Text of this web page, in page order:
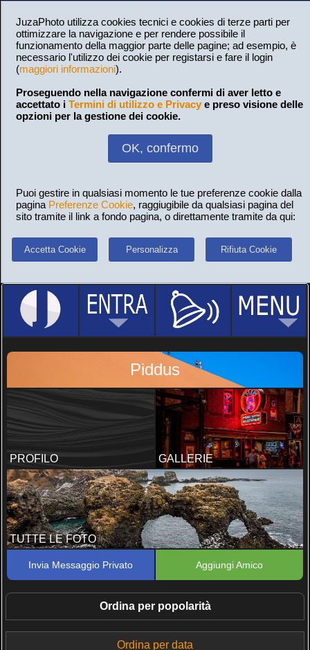
JuzaPhoto utilizza cookies tecnici e cookies di terze parti per
ottimizzare la navigazione e per rendere possibile il
funzionamento della maggior parte delle pagine; ad esempio, è
necessario l'utilizzo dei cookie per registarsi e fare il login
(maggiori informazioni).
Proseguendo nella navigazione confermi di aver letto e
accettato i Termini di utilizzo e Privacy e preso visione delle
opzioni per la gestione dei cookie.
OK, confermo
Puoi gestire in qualsiasi momento le tue preferenze cookie dalla
pagina Preferenze Cookie, raggiugibile da qualsiasi pagina del
sito tramite il link a fondo pagina, o direttamente tramite da qui:
Accetta Cookie Personalizza Rifiuta Cookie
Piddus
PROFILO GALLERIE
TUTTE LE FOTO
Invia Messaggio Privato Aggiungi Amico
Ordina per popolarità
Ordina per data